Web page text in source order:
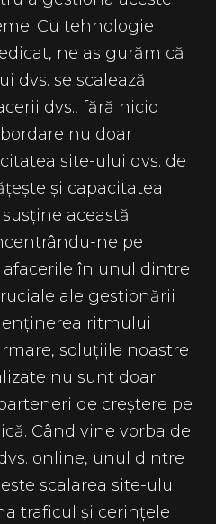
Cu tehnologie
ne asigurăm că
dvs. se scalează
dvs., fără nicio
nu doar
site-ului dvs. de
și capacitatea
această
ne pe
în unul dintre
ale gestionării
ritmului
soluțiile noastre
nu sunt doar
de creștere pe
Când vine vorba de
online, unul dintre
scalarea site-ului
traficul și cerințele